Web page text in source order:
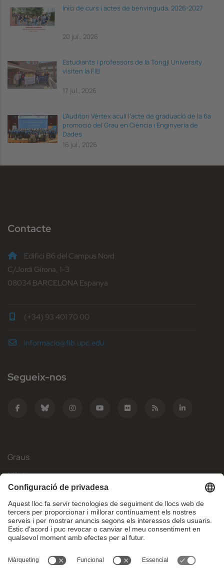
Inici de curs i actes de benvinguda, 2026-2027
20 jul., 2026
Estudiants i professors de la Tongji University
visiten la FIB
17 jul., 2026
L’Auditori Vèrtex acull l’acte de graduació de la 6a
promoció del Grau en Ciència i Enginyeria de
Dades
16 jul., 2026
Contacte
Edifici B6 del Campus Nord
C/Jordi Girona, 1-3
08034 BARCELONA Espanya
(+34) 93 401 70 00
informacio@fib.upc.edu
Segueix-nos
Graus
Màsters
Mobilitat Internacional
Recerca
Empresa